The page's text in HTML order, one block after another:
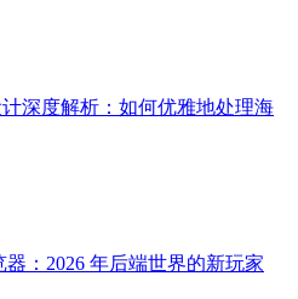
计深度解析：如何优雅地处理海
器：2026 年后端世界的新玩家